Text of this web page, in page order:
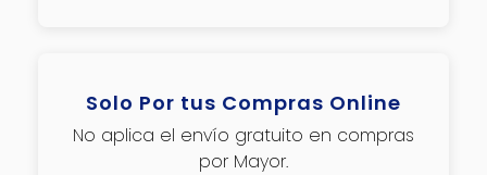
Solo Por tus Compras Online
No aplica el envío gratuito en compras
por Mayor.